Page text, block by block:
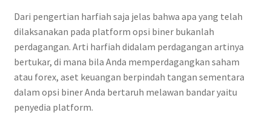
Dari pengertian harfiah saja jelas bahwa apa yang telah
dilaksanakan pada platform opsi biner bukanlah
perdagangan. Arti harfiah didalam perdagangan artinya
bertukar, di mana bila Anda memperdagangkan saham
atau forex, aset keuangan berpindah tangan sementara
dalam opsi biner Anda bertaruh melawan bandar yaitu
penyedia platform.